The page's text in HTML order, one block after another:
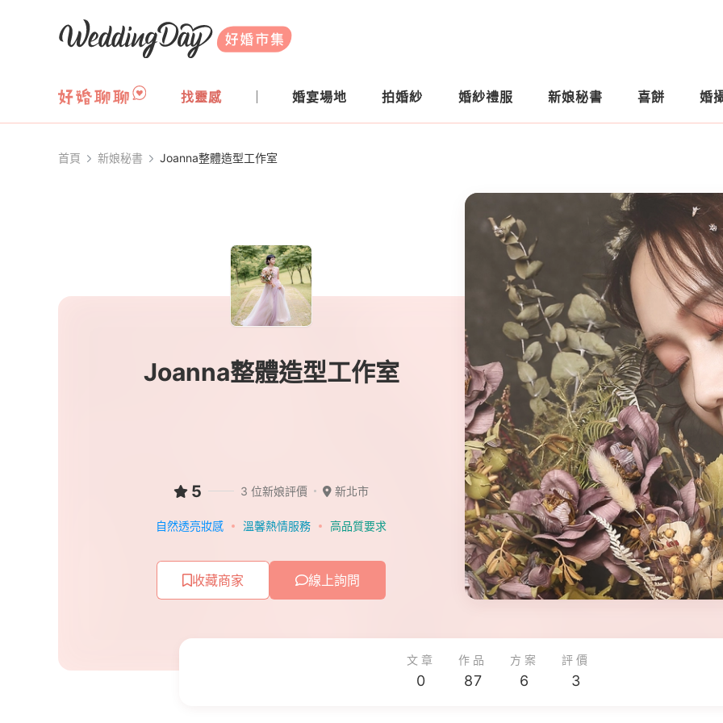
WeddingDay 好婚市集
找靈感 婚宴場地 拍婚紗 婚紗禮服 新娘秘書 喜餅 婚
首頁 新娘秘書 Joanna整體造型工作室
Joanna整體造型工作室
5 3 位新娘評價 新北市
自然透亮妝感 溫馨熱情服務 高品質要求
收藏商家 線上詢問
文章
0
作品
87
方案
6
評價
3